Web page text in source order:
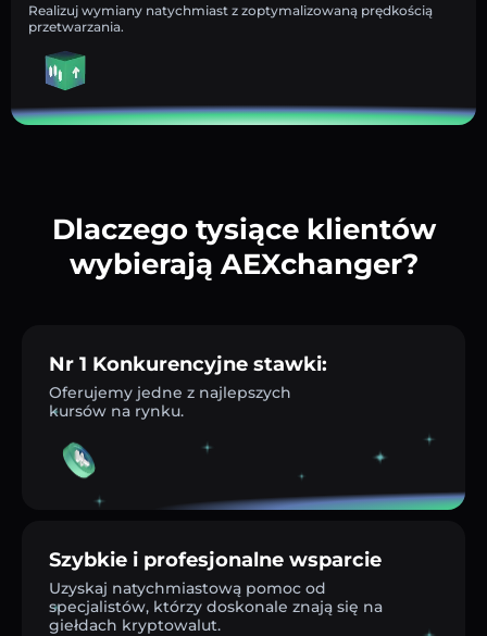
Realizuj wymiany natychmiast z zoptymalizowaną prędkością
przetwarzania.
Dlaczego tysiące klientów
wybierają AEXchanger?
Nr 1 Konkurencyjne stawki:
Oferujemy jedne z najlepszych
kursów na rynku.
Szybkie i profesjonalne wsparcie
Uzyskaj natychmiastową pomoc od
specjalistów, którzy doskonale znają się na
giełdach kryptowalut.